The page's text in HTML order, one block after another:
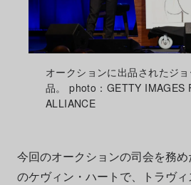
オークションに出品されたジ
品。 photo：GETTY IMAGES
ALLIANCE
今回のオークションの司会を務
のケヴィン・ハートで、トラヴ